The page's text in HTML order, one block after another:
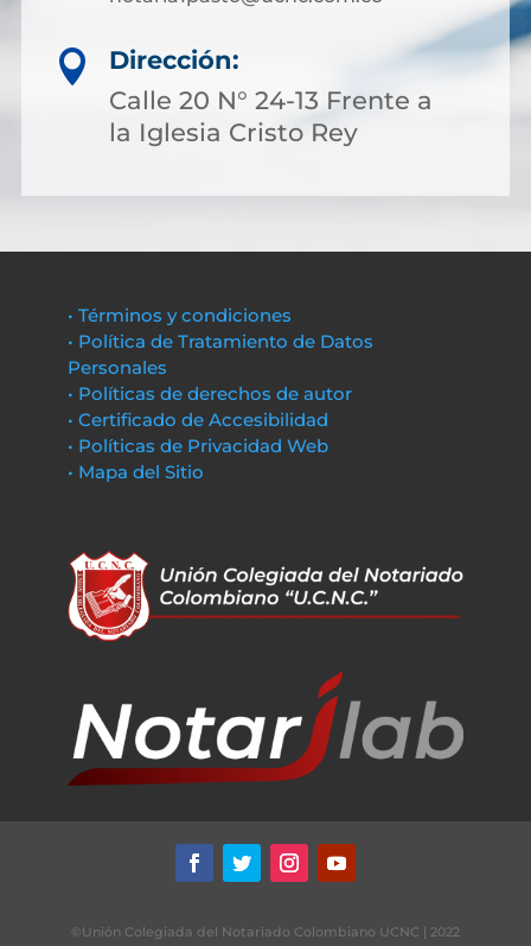

Dirección:
Calle 20 N° 24-13 Frente a
la Iglesia Cristo Rey
• Términos y condiciones
• Política de Tratamiento de Datos
Personales
• Políticas de derechos de autor
• Certificado de Accesibilidad
• Políticas de Privacidad Web
• Mapa del Sitio
©Unión Colegiada del Notariado Colombiano UCNC | 2022